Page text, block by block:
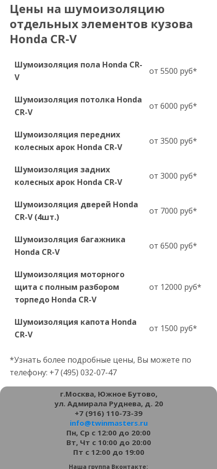
Цены на шумоизоляцию
отдельных элементов кузова
Honda CR-V
Шумоизоляция пола Honda CR-
V
от 5500 руб*
Шумоизоляция потолка Honda
CR-V
от 6000 руб*
Шумоизоляция передних
колесных арок Honda CR-V
от 3500 руб*
Шумоизоляция задних
колесных арок Honda CR-V
от 3000 руб*
Шумоизоляция дверей Honda
CR-V (4шт.)
от 7000 руб*
Шумоизоляция багажника
Honda CR-V
от 6500 руб*
Шумоизоляция моторного
щита с полным разбором
торпедо Honda CR-V
от 12000 руб*
Шумоизоляция капота Honda
CR-V
от 1500 руб*
*Узнать более подробные цены, Вы можете по
телефону: +7 (495) 032-07-47
г.Москва, Южное Бутово,
ул. Адмирала Руднева, д. 20
+7 (916) 110-73-39
info@twinmasters.ru
Пн, Ср с 12:00 до 20:00
Вт, Чт с 10:00 до 20:00
Пт с 12:00 до 19:00
Наша группа Вконтакте: